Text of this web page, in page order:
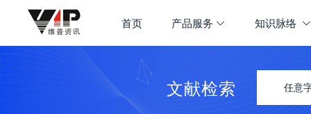
首页 产品服务 知识脉络
文献检索 任意